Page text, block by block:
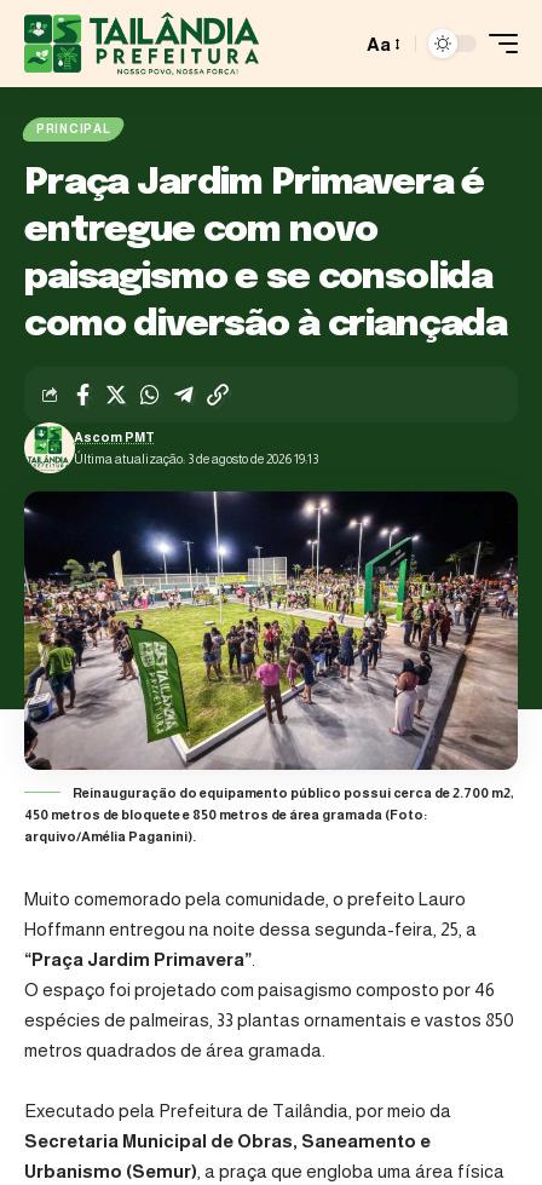
Aa
PRINCIPAL
Praça Jardim Primavera é
entregue com novo
paisagismo e se consolida
como diversão à criançada
Última atualização: 3 de agosto de 2026 19:13
Ascom PMT
Reinauguração do equipamento público possui cerca de 2.700 m2,
450 metros de bloquete e 850 metros de área gramada (Foto:
arquivo/Amélia Paganini).
Muito comemorado pela comunidade, o prefeito Lauro
Hoffmann entregou na noite dessa segunda-feira, 25, a
“Praça Jardim Primavera”
O espaço foi projetado com paisagismo composto por 46
espécies de palmeiras, 33 plantas ornamentais e vastos 850
metros quadrados de área gramada.
Executado pela Prefeitura de Tailândia , por meio da
Secretaria Municipal de Obras, Saneamento e
Urbanismo (Semur) , a praça que engloba uma área física